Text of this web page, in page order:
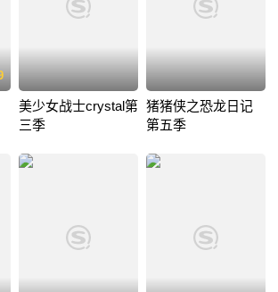
美少女战士crystal第
三季
猪猪侠之恐龙日记
第五季